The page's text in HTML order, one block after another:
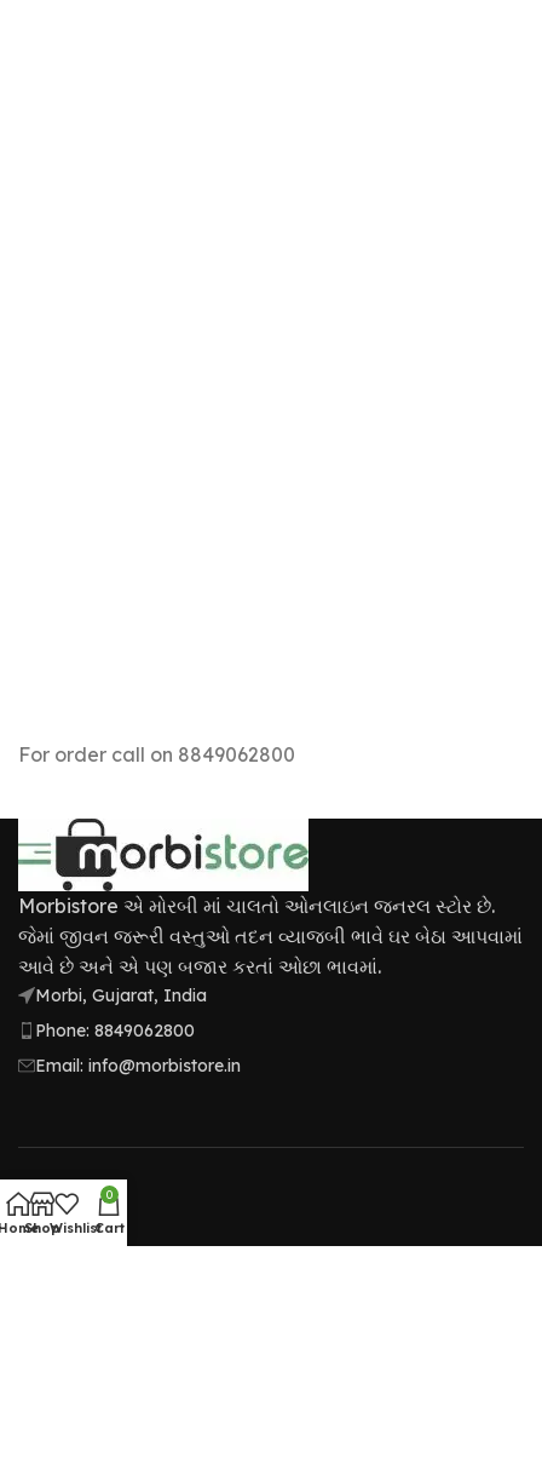
For order call on 8849062800
Morbistore એ મોરબી માં ચાલતો ઓનલાઇન જનરલ સ્ટોર છે.
જેમાં જીવન જરૂરી વસ્તુઓ તદન વ્યાજબી ભાવે ઘર બેઠા આપવામાં
આવે છે અને એ પણ બજાર કરતાં ઓછા ભાવમાં.
Morbi, Gujarat, India
Phone: 8849062800
Email: info@morbistore.in
PRODUCTS
ShopWishlist
0
Cart